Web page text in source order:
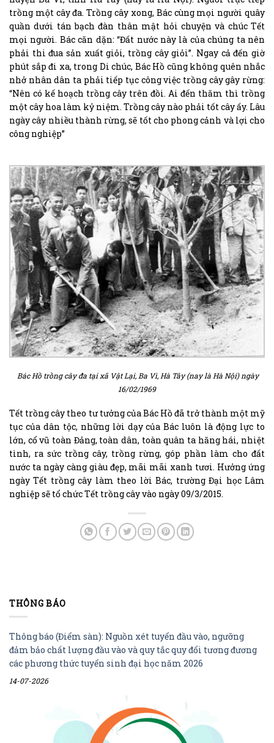
trồng một cây đa. Trồng cây xong, Bác cùng mọi người quây
quần dưới tán bạch đàn thân mật hỏi chuyện và chúc Tết
mọi người. Bác căn dặn: “Đất nước này là của chúng ta nên
phải thi đua sản xuất giỏi, trồng cây giỏi”. Ngay cả đến giờ
phút sắp đi xa, trong Di chúc, Bác Hồ cũng không quên nhắc
nhở nhân dân ta phải tiếp tục công việc trồng cây gây rừng:
“Nên có kế hoạch trồng cây trên đồi. Ai đến thăm thì trồng
một cây hoa làm kỷ niệm. Trồng cây nào phải tốt cây ấy. Lâu
ngày cây nhiều thành rừng, sẽ tốt cho phong cảnh và lợi cho
công nghiệp”
Bác Hồ trồng cây đa tại xã Vật Lại, Ba Vì, Hà Tây (nay là Hà Nội) ngày
16/02/1969
Tết trồng cây theo tư tưởng của Bác Hồ đã trở thành một mỹ
tục của dân tộc, những lời dạy của Bác luôn là động lực to
lớn, cổ vũ toàn Đảng, toàn dân, toàn quân ta hăng hái, nhiệt
tình, ra sức trồng cây, trồng rừng, góp phần làm cho đất
nước ta ngày càng giàu đẹp, mãi mãi xanh tươi. Hưởng ứng
ngày Tết trồng cây làm theo lời Bác, trường Đại học Lâm
nghiệp sẽ tổ chức Tết trồng cây vào ngày 09/3/2015.
THÔNG BÁO
Thông báo (Điểm sàn): Nguồn xét tuyển đầu vào, ngưỡng
đảm bảo chất lượng đầu vào và quy tắc quy đổi tương đương
các phương thức tuyển sinh đại học năm 2026
14-07-2026